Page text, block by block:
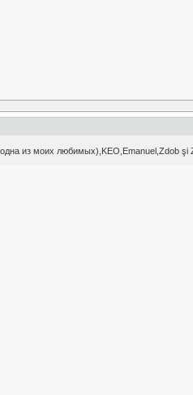
из моих любимых),KEO,Emanuel,Zdob şi